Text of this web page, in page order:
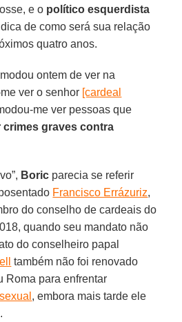
e o político esquerdista
de como será sua relação
quatro anos.
ontem de ver na
ver o senhor [cardeal
me ver pessoas que
crimes graves contra
Boric parecia se referir
Francisco Errázuriz,
do conselho de cardeais do
quando seu mandato não
do conselheiro papal
também não foi renovado
Roma para enfrentar
, embora mais tarde ele